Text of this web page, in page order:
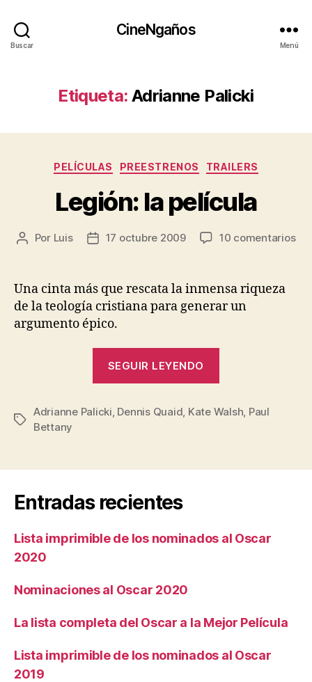
Buscar
CineNgaños
Menú
Etiqueta: Adrianne Palicki
Categorías
PELÍCULAS PREESTRENOS TRAILERS
Legión: la película
Autor
entrada
Por Luis
Fecha
entrada
17 octubre 2009 10 comentariosen
Una cinta más que rescata la inmensa riqueza
de la teología cristiana para generar un
argumento épico.
SEGUIR LEYENDO
Etiquetas
Adrianne Palicki, Dennis Quaid, Kate Walsh, Paul
Bettany
Entradas recientes
Lista imprimible de los nominados al Oscar
2020
Nominaciones al Oscar 2020
La lista completa del Oscar a la Mejor Película
Lista imprimible de los nominados al Oscar
2019